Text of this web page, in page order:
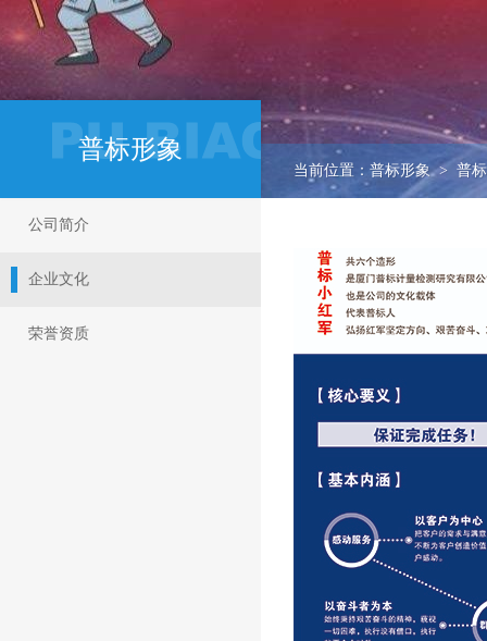
普标形象
当前位置：普标形象 > 普
公司简介
企业文化
荣誉资质